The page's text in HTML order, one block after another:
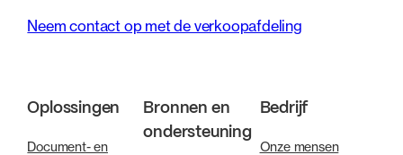
Neem contact op met de verkoopafdeling
Oplossingen
Document- en
Bronnen en
ondersteuning
Bedrijf
Onze mensen